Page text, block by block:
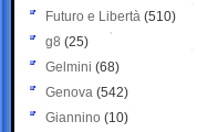
Futuro e Libertà (510)
g8 (25)
Gelmini (68)
Genova (542)
Giannino (10)